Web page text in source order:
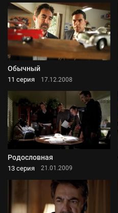
Обычный
11 серия 17.12.2008
Родословная
13 серия 21.01.2009